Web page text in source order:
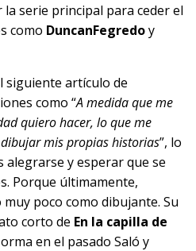
serie principal para ceder el
como DuncanFegredoy
siguiente artículo de
como “A medida que me
quiero hacer, lo que me
mis propias historias”, lo
alegrarse y esperar que se
Porque últimamente,
poco como dibujante. Su
corto de En la capilla de
en el pasado Saló y